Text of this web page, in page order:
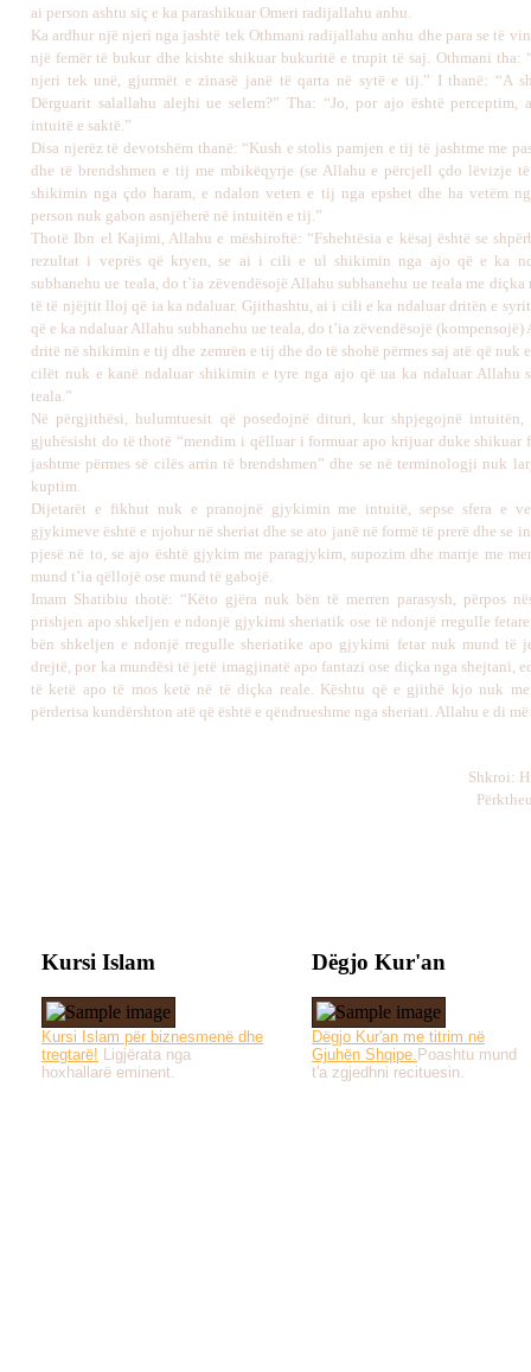
ai person ashtu siç e ka parashikuar Omeri radijallahu anhu.
Ka ardhur një njeri nga jashtë tek Othmani radijallahu anhu dhe para se të
një femër të bukur dhe kishte shikuar bukuritë e trupit të saj. Othmani tha:
njeri tek unë, gjurmët e zinasë janë të qarta në sytë e tij.” I thanë: “A
Dërguarit salallahu alejhi ue selem?” Tha: “Jo, por ajo është perceptim,
intuitë e saktë.”
Disa njerëz të devotshëm thanë: “Kush e stolis pamjen e tij të jashtme me
dhe të brendshmen e tij me mbikëqyrje (se Allahu e përcjell çdo lëvizje
shikimin nga çdo haram, e ndalon veten e tij nga epshet dhe ha vetëm
person nuk gabon asnjëherë në intuitën e tij.”
Thotë Ibn el Kajimi, Allahu e mëshiroftë: “Fshehtësia e kësaj është se
rezultat i veprës që kryen, se ai i cili e ul shikimin nga ajo që e ka
subhanehu ue teala, do t`ia zëvendësojë Allahu subhanehu ue teala me diçka
të të njëjtit lloj që ia ka ndaluar. Gjithashtu, ai i cili e ka ndaluar dritën e
që e ka ndaluar Allahu subhanehu ue teala, do t’ia zëvendësojë (kompensojë)
dritë në shikimin e tij dhe zemrën e tij dhe do të shohë përmes saj atë që nuk
cilët nuk e kanë ndaluar shikimin e tyre nga ajo që ua ka ndaluar Allahu
teala.”
Në përgjithësi, hulumtuesit që posedojnë dituri, kur shpjegojnë intuitën,
gjuhësisht do të thotë “mendim i qëlluar i formuar apo krijuar duke shikuar
jashtme përmes së cilës arrin të brendshmen” dhe se në terminologji nuk
kuptim.
Dijetarët e fikhut nuk e pranojnë gjykimin me intuitë, sepse sfera e
gjykimeve është e njohur në sheriat dhe se ato janë në formë të prerë dhe se
pjesë në to, se ajo është gjykim me paragjykim, supozim dhe marrje me
mund t’ia qëllojë ose mund të gabojë.
Imam Shatibiu thotë: “Këto gjëra nuk bën të merren parasysh, përpos
prishjen apo shkeljen e ndonjë gjykimi sheriatik ose të ndonjë rregulle
bën shkeljen e ndonjë rregulle sheriatike apo gjykimi fetar nuk mund të
drejtë, por ka mundësi të jetë imagjinatë apo fantazi ose diçka nga shejtani,
të ketë apo të mos ketë në të diçka reale. Kështu që e gjithë kjo nuk
përderisa kundërshton atë që është e qëndrueshme nga sheriati. Allahu e di
Shkroi:
Kursi Islam
Kursi Islam për biznesmenë dhe
tregtarë! Ligjërata nga
hoxhallarë eminent.
Dëgjo Kur'an
Dëgjo Kur'an me titrim në
Gjuhën Shqipe. Poashtu mund
t'a zgjedhni recituesin.